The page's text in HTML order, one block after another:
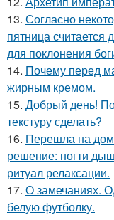
13. Согласно
пятница
для поклонения
14. Почему перед
жирным кремом.
15. Добрый день!
текстуру сделать?
16. Перешла на
решение: ногти
ритуал релаксации.
17. О замечаниях.
белую футболку.